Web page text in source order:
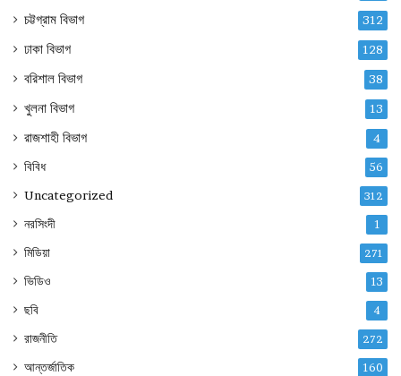
চট্টগ্রাম বিভাগ 312
ঢাকা বিভাগ 128
বরিশাল বিভাগ 38
খুলনা বিভাগ 13
রাজশাহী বিভাগ 4
বিবিধ 56
Uncategorized 312
নরসিংদী 1
মিডিয়া 271
ভিডিও 13
ছবি 4
রাজনীতি 272
আন্তর্জাতিক 160